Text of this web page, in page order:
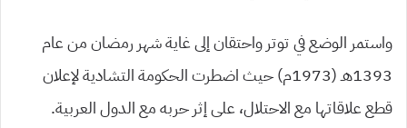
واستمر الوضع في توتر واحتقان إلى غاية شهر رمضان من عام
1393هـ (1973م) حيث اضطرت الحكومة التشادية لإعلان
قطع علاقاتها مع الاحتلال، على إثر حربه مع الدول العربية.